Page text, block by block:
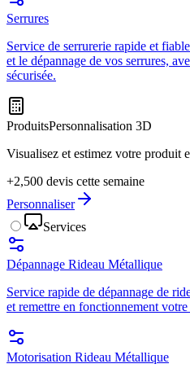
Serrures
Service de serrurerie rapide et
et le dépannage de vos serrures,
sécurisée.
ProduitsPersonnalisation 3D
Visualisez et estimez votre produit
+2,500 devis cette semaine
Personnaliser
Services
Dépannage Rideau Métallique
Service rapide de dépannage de
et remettre en fonctionnement
Motorisation Rideau Métallique